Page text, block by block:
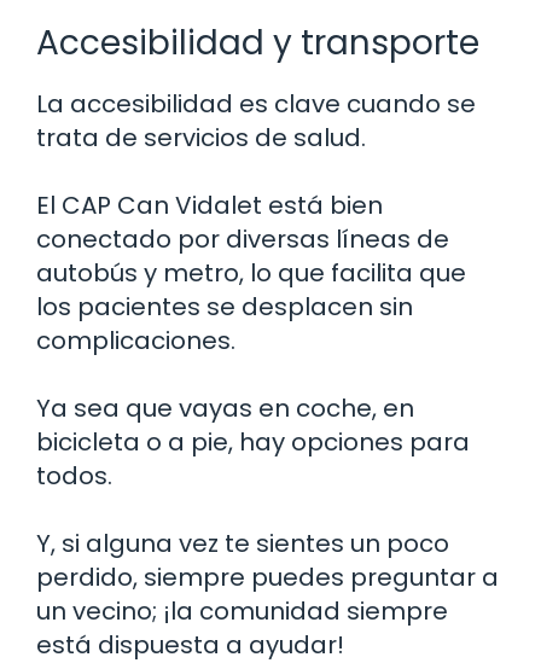
Accesibilidad y transporte
La accesibilidad es clave cuando se
trata de servicios de salud.
El CAP Can Vidalet está bien
conectado por diversas líneas de
autobús y metro, lo que facilita que
los pacientes se desplacen sin
complicaciones.
Ya sea que vayas en coche, en
bicicleta o a pie, hay opciones para
todos.
Y, si alguna vez te sientes un poco
perdido, siempre puedes preguntar a
un vecino; ¡la comunidad siempre
está dispuesta a ayudar!